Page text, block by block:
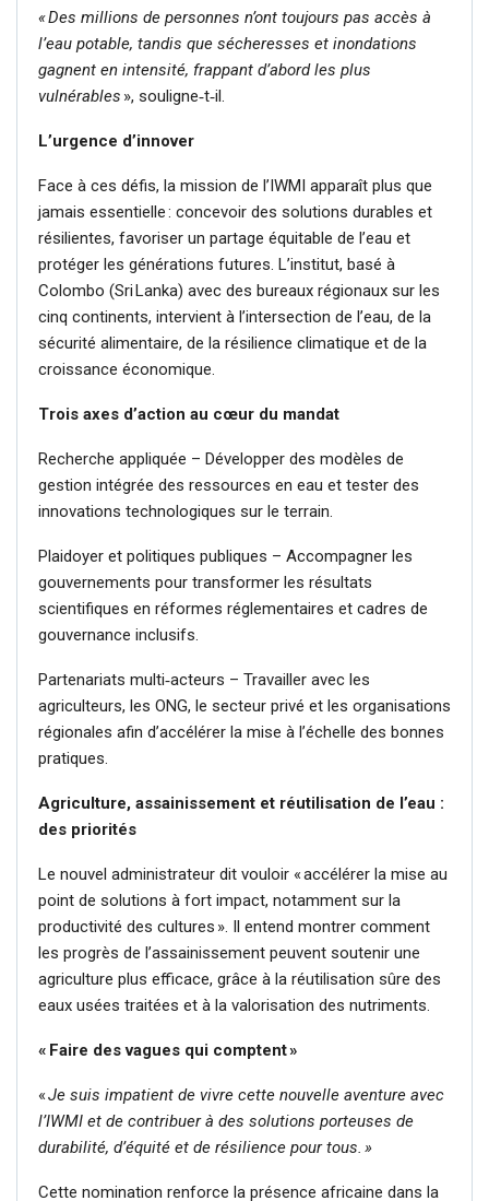
« Des millions de personnes n’ont toujours pas accès à
l’eau potable, tandis que sécheresses et inondations
gagnent en intensité, frappant d’abord les plus
vulnérables », souligne‑t‑il.
L’urgence d’innover
Face à ces défis, la mission de l’IWMI apparaît plus que
jamais essentielle : concevoir des solutions durables et
résilientes, favoriser un partage équitable de l’eau et
protéger les générations futures. L’institut, basé à
Colombo (Sri Lanka) avec des bureaux régionaux sur les
cinq continents, intervient à l’intersection de l’eau, de la
sécurité alimentaire, de la résilience climatique et de la
croissance économique.
Trois axes d’action au cœur du mandat
Recherche appliquée – Développer des modèles de
gestion intégrée des ressources en eau et tester des
innovations technologiques sur le terrain.
Plaidoyer et politiques publiques – Accompagner les
gouvernements pour transformer les résultats
scientifiques en réformes réglementaires et cadres de
gouvernance inclusifs.
Partenariats multi‑acteurs – Travailler avec les
agriculteurs, les ONG, le secteur privé et les organisations
régionales afin d’accélérer la mise à l’échelle des bonnes
pratiques.
Agriculture, assainissement et réutilisation de l’eau :
des priorités
Le nouvel administrateur dit vouloir « accélérer la mise au
point de solutions à fort impact, notamment sur la
productivité des cultures ». Il entend montrer comment
les progrès de l’assainissement peuvent soutenir une
agriculture plus efficace, grâce à la réutilisation sûre des
eaux usées traitées et à la valorisation des nutriments.
« Faire des vagues qui comptent »
«Je suis impatient de vivre cette nouvelle aventure avec
l’IWMI et de contribuer à des solutions porteuses de
durabilité, d’équité et de résilience pour tous. »
Cette nomination renforce la présence africaine dans la